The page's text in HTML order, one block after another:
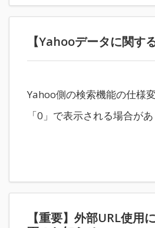
【Yahooデータに関す
Yahoo側の検索機能の仕様
「0」で表示される場合があ
【重要】外部URL使用